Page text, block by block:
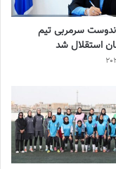
سرمربی تیم
استقلال شد